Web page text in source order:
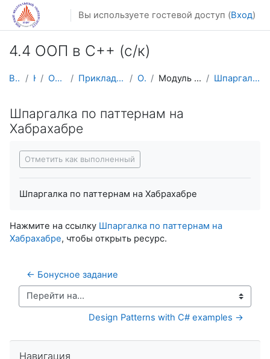
Перейти к основному содержанию
Вы используете гостевой доступ (Вход)
4.4 ООП в С++ (с/к)
В начало Курсы Осенний семестр Прикладная математика и информатика ООП в С++ Модуль 4. Паттерны проектирования Шпаргалка по паттернам на Хабрахабре
Шпаргалка по паттернам на
Хабрахабре
Отметить как выполненный
Шпаргалка по паттернам на Хабрахабре
Нажмите на ссылку Шпаргалка по паттернам на
Хабрахабре, чтобы открыть ресурс.
← Бонусное задание
Перейти на...
Design Patterns with C# examples →
Навигация